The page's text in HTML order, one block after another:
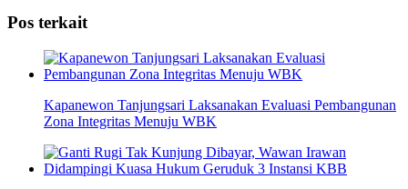
Pos terkait
Kapanewon Tanjungsari Laksanakan Evaluasi Pembangunan
Zona Integritas Menuju WBK